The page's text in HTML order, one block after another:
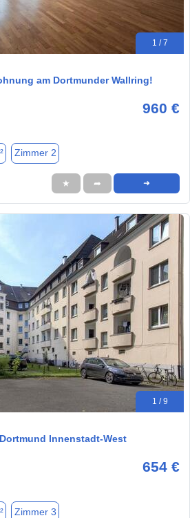
1 / 7
am Dortmunder Wallring!
960 €
Zimmer 2
★ ➦ ➜
1 / 9
Innenstadt-West
654 €
Zimmer 3